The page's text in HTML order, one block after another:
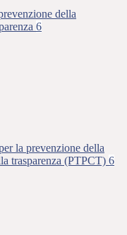
della
6
la prevenzione della
trasparenza (PTPCT) 6